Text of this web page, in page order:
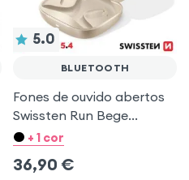
5.0
BLUETOOTH
Fones de ouvido abertos
Swissten Run Bege
Bluetooth 5.4 especiais
+ 1 cor
36,90 €